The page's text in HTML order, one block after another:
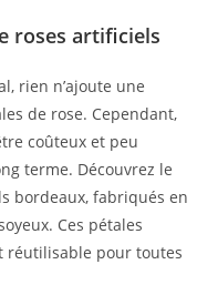
roses artificiels
rien n’ajoute une
de rose. Cependant,
coûteux et peu
terme. Découvrez le
bordeaux, fabriqués en
Ces pétales
réutilisable pour toutes